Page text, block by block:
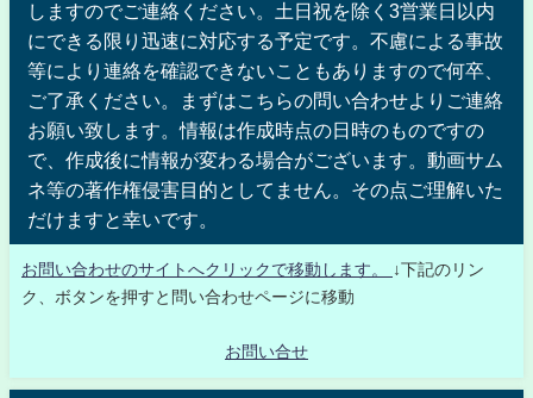
しますのでご連絡ください。土日祝を除く3営業日以内
にできる限り迅速に対応する予定です。不慮による事故
等により連絡を確認できないこともありますので何卒、
ご了承ください。まずはこちらの問い合わせよりご連絡
お願い致します。情報は作成時点の日時のものですの
で、作成後に情報が変わる場合がございます。動画サム
ネ等の著作権侵害目的としてません。その点ご理解いた
だけますと幸いです。
お問い合わせのサイトへクリックで移動します。
↓下記のリン
ク、ボタンを押すと問い合わせページに移動
お問い合せ